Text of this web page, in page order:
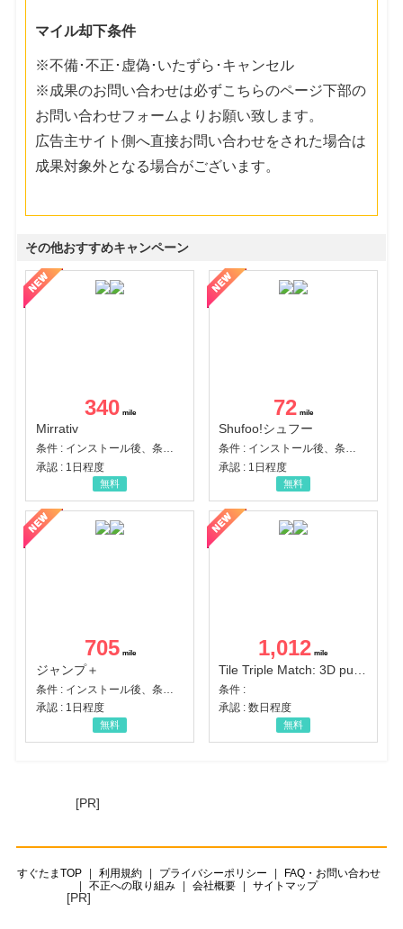
マイル却下条件
※不備･不正･虚偽･いたずら･キャンセル
※成果のお問い合わせは必ずこちらのページ下部の
お問い合わせフォームよりお願い致します。
広告主サイト側へ直接お問い合わせをされた場合は
成果対象外となる場合がございます。
その他おすすめキャンペーン
340
Mirrativ
条件 : インストール後、条件達成
承認 : 1日程度
無料
72
Shufoo!シュフー
条件 : インストール後、条件達成
承認 : 1日程度
無料
705
ジャンプ＋
承認 : 1日程度
無料
1,012
条件 :
承認 : 数日程度
無料
[PR]
すぐたまTOP 利用規約 プライバシーポリシー
FAQ・お問い合わせ
不正への取り組み
会社概要 サイトマップ
[PR]